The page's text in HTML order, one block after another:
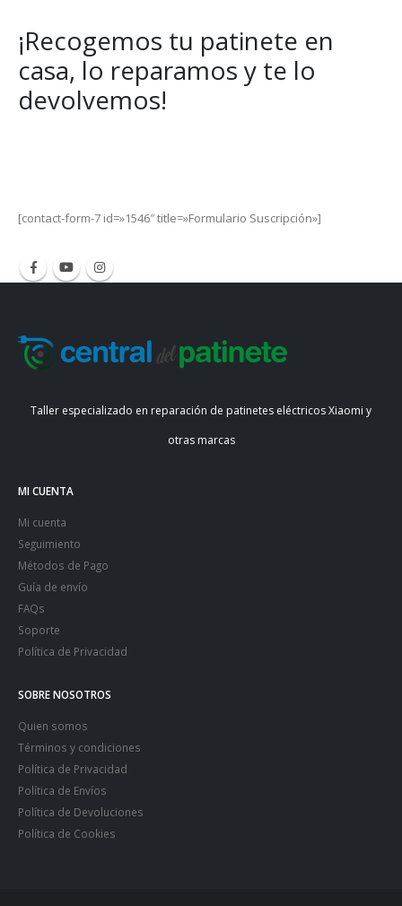
¡Recogemos tu patinete en
casa, lo reparamos y te lo
devolvemos!
[contact-form-7 id=»1546″ title=»Formulario Suscripción»]
Taller especializado en reparación de patinetes eléctricos Xiaomi y
otras marcas
MI CUENTA
Mi cuenta
Seguimiento
Métodos de Pago
Guía de envío
FAQs
Soporte
Política de Privacidad
SOBRE NOSOTROS
Quien somos
Términos y condiciones
Política de Privacidad
Política de Envíos
Política de Devoluciones
Política de Cookies